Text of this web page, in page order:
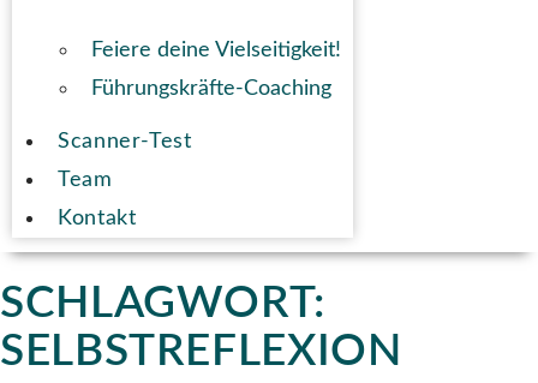
Feiere deine Vielseitigkeit!
Führungskräfte-Coaching
Scanner-Test
Team
Kontakt
SCHLAGWORT:
SELBSTREFLEXION